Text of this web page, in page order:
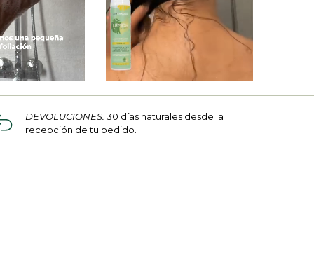
DEVOLUCIONES. 30 días naturales desde la
recepción de tu pedido.